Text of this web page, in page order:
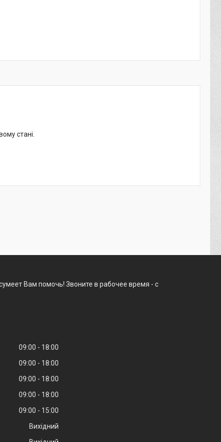
стані.
Вам помочь! Звоните в рабочее время - с
09:00
18:00
09:00
18:00
09:00
18:00
09:00
18:00
09:00
15:00
Вихідний